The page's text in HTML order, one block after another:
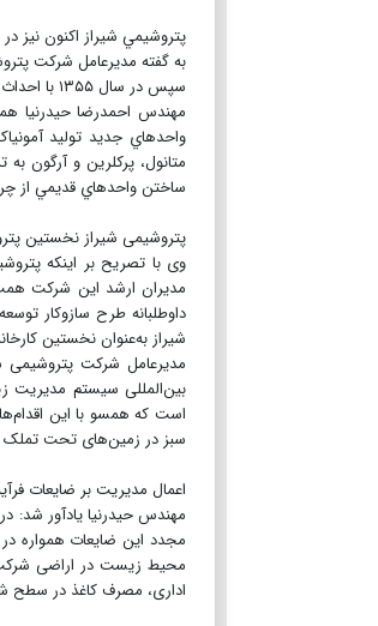
پتروشيمي شيراز اکنون نیز
سپس در سال ۱۳۵۵ با احداث واحدهاي STPP و DAP روند توسعه ادامه يافت.
ساختن واحدهاي قديمي از چرخه
پتروشیمی شیراز نخستین
وی با تصریح بر اینکه
مدیران ارشد این شرکت
شیراز به‌عنوان نخستین
سبز در زمین‌های تحت تملک خود کرده که این مقدار
اعمال مدیریت بر ضایعات
مهندس حیدرنیا یادآور شد:
مجدد این ضایعات همواره
محیط زیست در اراضی شرکت
اداری، مصرف کاغذ در